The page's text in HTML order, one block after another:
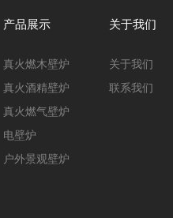
产品展示
真火燃木壁炉
真火酒精壁炉
真火燃气壁炉
电壁炉
户外景观壁炉
关于我们
关于我们
联系我们